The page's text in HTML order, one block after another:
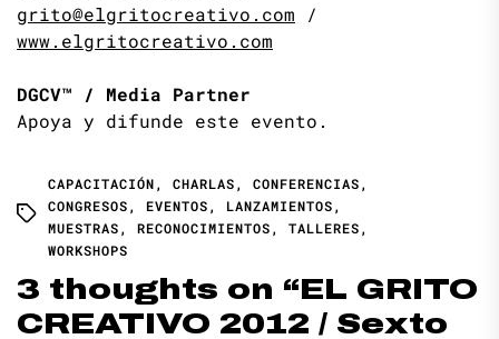
grito@elgritocreativo.com /
www.elgritocreativo.com
DGCV™ / Media Partner
Apoya y difunde este evento.
CAPACITACIÓN, CHARLAS, CONFERENCIAS,
CONGRESOS, EVENTOS, LANZAMIENTOS,
MUESTRAS, RECONOCIMIENTOS, TALLERES,
WORKSHOPS
3 thoughts on “EL GRITO
CREATIVO 2012 / Sexto